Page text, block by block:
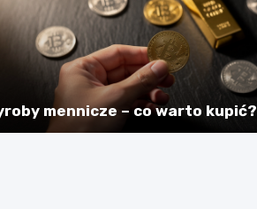
mennicze – co warto kupić?